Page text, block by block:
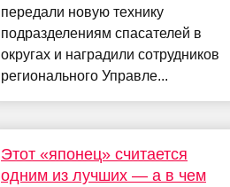
передали новую технику
подразделениям спасателей в
округах и наградили сотрудников
регионального Управле...
Этот «японец» считается
одним из лучших — а в чем